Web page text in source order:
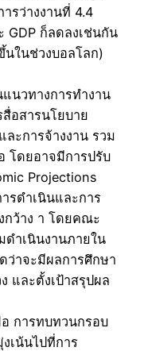
รว่างงานที่ 4.4
GDP ก็ลดลงเช่นกัน
นในช่วงบอลโลก)
นวทางการทำงาน
อสารนโยบาย
ะการจ้างงาน รวม
โดยอาจมีการปรับ
Projections
รดำเนินและการ
กว้าง า โดยคณะ
ดำเนินงานภายใน
ว่าจะมีผลการศึกษา
และตั้งเป้าสรุปผล
การทบทวนกรอบ
เน้นไปที่การ